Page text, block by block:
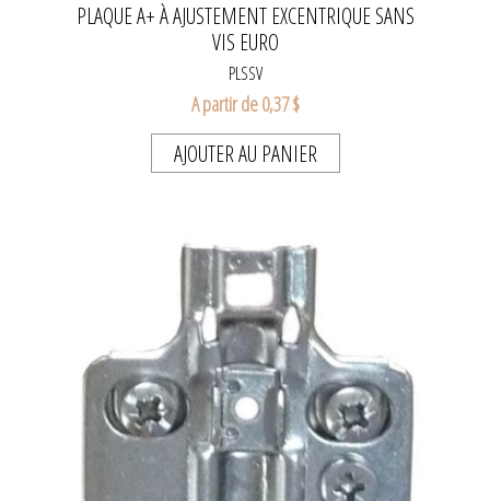
PLAQUE A+ À AJUSTEMENT EXCENTRIQUE SANS
VIS EURO
PLSSV
A partir de 0,37 $
AJOUTER AU PANIER